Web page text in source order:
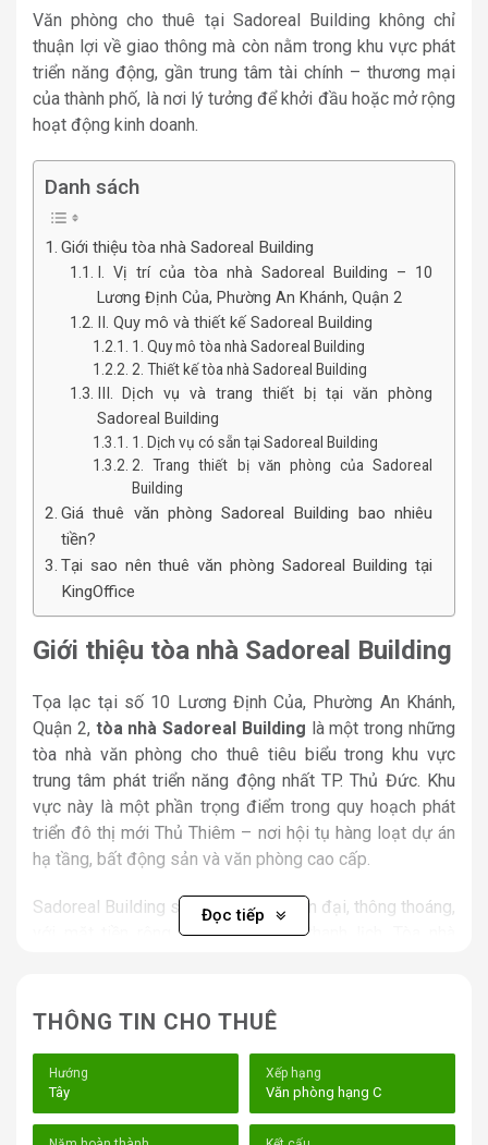
Văn phòng cho thuê tại Sadoreal Building không chỉ
thuận lợi về giao thông mà còn nằm trong khu vực phát
triển năng động, gần trung tâm tài chính – thương mại
của thành phố, là nơi lý tưởng để khởi đầu hoặc mở rộng
hoạt động kinh doanh.
Danh sách
Giới thiệu tòa nhà Sadoreal Building
I. Vị trí của tòa nhà Sadoreal Building – 10
Lương Định Của, Phường An Khánh, Quận 2
II. Quy mô và thiết kế Sadoreal Building
1. Quy mô tòa nhà Sadoreal Building
2. Thiết kế tòa nhà Sadoreal Building
III. Dịch vụ và trang thiết bị tại văn phòng
Sadoreal Building
1. Dịch vụ có sẵn tại Sadoreal Building
2. Trang thiết bị văn phòng của Sadoreal
Building
Giá thuê văn phòng Sadoreal Building bao nhiêu
tiền?
Tại sao nên thuê văn phòng Sadoreal Building tại
KingOffice
Giới thiệu tòa nhà Sadoreal Building
Tọa lạc tại số 10 Lương Định Của, Phường An Khánh,
Quận 2, tòa nhà Sadoreal Building là một trong những
tòa nhà văn phòng cho thuê tiêu biểu trong khu vực
trung tâm phát triển năng động nhất TP. Thủ Đức. Khu
vực này là một phần trọng điểm trong quy hoạch phát
triển đô thị mới Thủ Thiêm – nơi hội tụ hàng loạt dự án
hạ tầng, bất động sản và văn phòng cao cấp.
Sadoreal Building sở hữu thiết kế hiện đại, thông thoáng,
với mặt tiền rộng rãi và kiến trúc thanh lịch. Tòa nhà
phòng tiêu chuẩn. Không gian làm việc bên trong được
phòng khác nhau, phù hợp với các doanh nghiệp vừa và
nhỏ, công ty khởi nghiệp hoặc các đơn vị có nhu cầu mở
rộng văn phòng đại diện.
Đọc tiếp
THÔNG TIN CHO THUÊ
Hướng
Tây
Xếp hạng
Văn phòng hạng C